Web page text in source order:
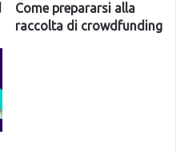
Come prepararsi alla
raccolta di crowdfunding